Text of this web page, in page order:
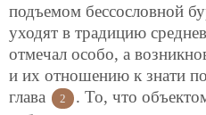
подъемом бессословной
уходят в традицию
отмечал особо, а
и их отношению к знати
глава
2
. То, что